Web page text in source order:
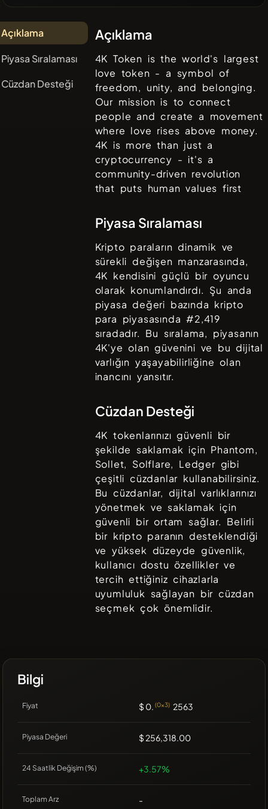
Açıklama
Piyasa Sıralaması
Cüzdan Desteği
Açıklama
4K Token is the world's largest
love token - a symbol of
freedom, unity, and belonging.
Our mission is to connect
people and create a movement
where love rises above money.
4K is more than just a
cryptocurrency - it's a
community-driven revolution
that puts human values first
Piyasa Sıralaması
Kripto paraların dinamik ve
sürekli değişen manzarasında,
4K kendisini güçlü bir oyuncu
olarak konumlandırdı. Şu anda
piyasa değeri bazında kripto
para piyasasında #2,419
sıradadır. Bu sıralama, piyasanın
4K'ye olan güvenini ve bu dijital
varlığın yaşayabilirliğine olan
inancını yansıtır.
Cüzdan Desteği
4K tokenlarınızı güvenli bir
şekilde saklamak için Phantom,
Sollet, Solflare, Ledgergibi
çeşitli cüzdanlar kullanabilirsiniz.
Bu cüzdanlar, dijital varlıklarınızı
yönetmek ve saklamak için
güvenli bir ortam sağlar. Belirli
bir kripto paranın desteklendiği
ve yüksek düzeyde güvenlik,
kullanıcı dostu özellikler ve
tercih ettiğiniz cihazlarla
uyumluluk sağlayan bir cüzdan
seçmek çok önemlidir.
Bilgi
Fiyat $ 0. (0x3) 2563
Piyasa Değeri $ 256,318.00
24 Saatlik Değişim (%) +3.57%
Toplam Arz -